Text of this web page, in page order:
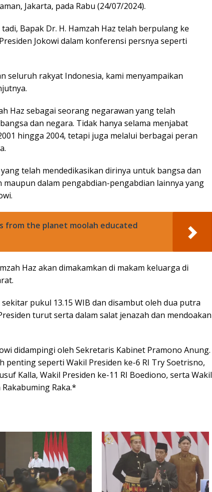
Jakarta, pada Rabu (24/07/2024).
Bapak Dr. H. Hamzah Haz telah berpulang ke
Jokowi dalam konferensi persnya seperti
seluruh rakyat Indonesia, kami menyampaikan
Haz sebagai seorang negarawan yang telah
dan negara. Tidak hanya selama menjabat
hingga 2004, tetapi juga melalui berbagai peran
telah mendedikasikan dirinya untuk bangsa dan
dalam pengabdian-pengabdian lainnya yang
from the planet moolah educated
Haz akan dimakamkan di makam keluarga di
pukul 13.15 WIB dan disambut oleh dua putra
turut serta dalam salat jenazah dan mendoakan
didampingi oleh Sekretaris Kabinet Pramono Anung.
penting seperti Wakil Presiden ke-6 RI Try Soetrisno,
Kalla, Wakil Presiden ke-11 RI Boediono, serta Wakil
Raka.*